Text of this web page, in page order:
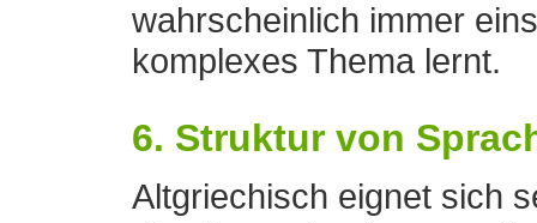
wahrscheinlich immer
komplexes Thema lernt.
6. Struktur von
Altgriechisch eignet sich